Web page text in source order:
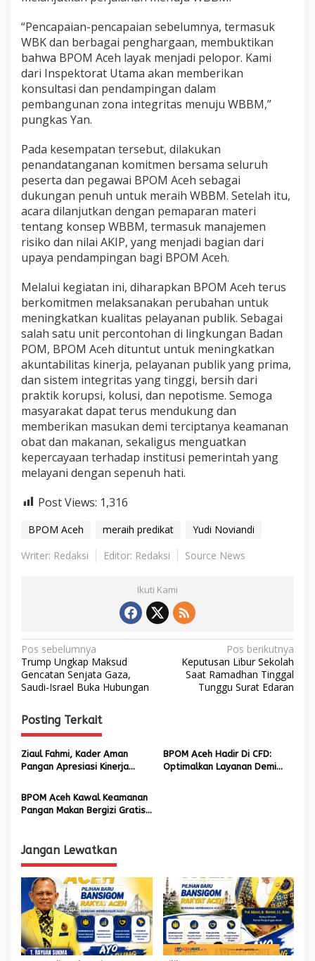
“Pencapaian-pencapaian sebelumnya, termasuk
WBK dan berbagai penghargaan, membuktikan
bahwa BPOM Aceh layak menjadi pelopor. Kami
dari Inspektorat Utama akan memberikan
konsultasi dan pendampingan dalam
pembangunan zona integritas menuju WBBM,”
pungkas Yan.
Pada kesempatan tersebut, dilakukan
penandatanganan komitmen bersama seluruh
peserta dan pegawai BPOM Aceh sebagai
dukungan penuh untuk meraih WBBM. Setelah itu,
acara dilanjutkan dengan pemaparan materi
tentang konsep WBBM, termasuk manajemen
risiko dan nilai AKIP, yang menjadi bagian dari
upaya pendampingan bagi BPOM Aceh.
Melalui kegiatan ini, diharapkan BPOM Aceh terus
berkomitmen melaksanakan perubahan untuk
meningkatkan kualitas pelayanan publik. Sebagai
salah satu unit percontohan di lingkungan Badan
POM, BPOM Aceh dituntut untuk meningkatkan
akuntabilitas kinerja, pelayanan publik yang prima,
dan sistem integritas yang tinggi, bersih dari
praktik korupsi, kolusi, dan nepotisme. Semoga
masyarakat dapat terus mendukung dan
memberikan masukan demi terciptanya keamanan
obat dan makanan, sekaligus menguatkan
kepercayaan terhadap institusi pemerintah yang
melayani dengan sepenuh hati.
Post Views: 1,316
BPOM Aceh meraih predikat
Yudi Noviandi
Writer: Redaksi
Editor: Redaksi Source News
Ikuti Kami
N
a
v
i
g
a
s
i
p
s
Pos sebelumnya
Trump Ungkap Maksud
Gencatan Senjata Gaza,
Saudi-Israel Buka Hubungan
Pos berikutnya
Keputusan Libur Sekolah
Saat Ramadhan Tinggal
Tunggu Surat Edaran
Posting Terkait
Ziaul Fahmi, Kader Aman
Pangan Apresiasi Kinerja
BPOM Aceh Hadir Di CFD:
Optimalkan Layanan Demi
BPOM Aceh Kawal Keamanan
Pangan Makan Bergizi Gratis,
Jangan Lewatkan